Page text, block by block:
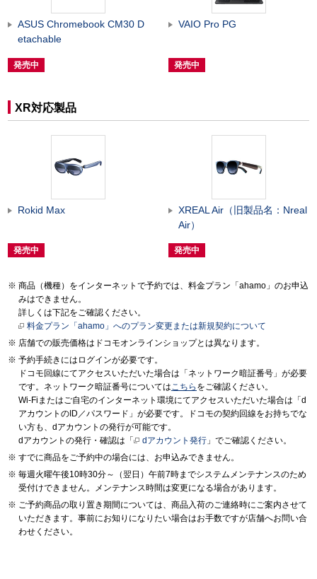
ASUS Chromebook CM30 D
etachable
発売中
VAIO Pro PG
発売中
XR対応製品
Rokid Max
発売中
XREAL Air（旧製品名：Nreal
Air）
発売中
商品（機種）をインターネットで予約では、料金プラン「ahamo」のお申込
みはできません。
詳しくは下記をご確認ください。
料金プラン「ahamo」へのプラン変更または新規契約について
店舗での販売価格はドコモオンラインショップとは異なります。
予約手続きにはログインが必要です。
ドコモ回線にてアクセスいただいた場合は「ネットワーク暗証番号」が必要
です。ネットワーク暗証番号については こちら をご確認ください。
Wi-Fiまたはご自宅のインターネット環境にてアクセスいただいた場合は「d
アカウントのID／パスワード」が必要です。ドコモの契約回線をお持ちでな
い方も、dアカウントの発行が可能です。
dアカウントの発行・確認は「
dアカウント発行 」でご確認ください。
すでに商品をご予約中の場合には、お申込みできません。
毎週火曜午後10時30分～（翌日）午前7時までシステムメンテナンスのため
受付けできません。メンテナンス時間は変更になる場合があります。
ご予約商品の取り置き期間については、商品入荷のご連絡時にご案内させて
いただきます。事前にお知りになりたい場合はお手数ですが店舗へお問い合
わせください。